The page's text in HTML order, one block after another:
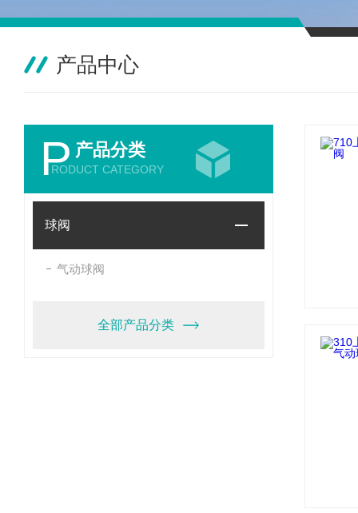
产品中心
P 产品分类
RODUCT CATEGORY
球阀
气动球阀
全部产品分类